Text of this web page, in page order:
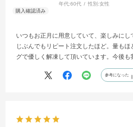
年代:60代 性別:女性
いつもお正月に用意していて、楽しみに
じぶんでもリピート注文したほど。量も
グで優しく解凍して頂いています。今後も
参考になった